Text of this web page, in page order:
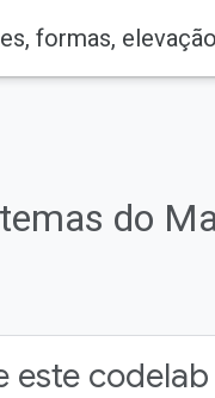
formas,
temas do
este codelab